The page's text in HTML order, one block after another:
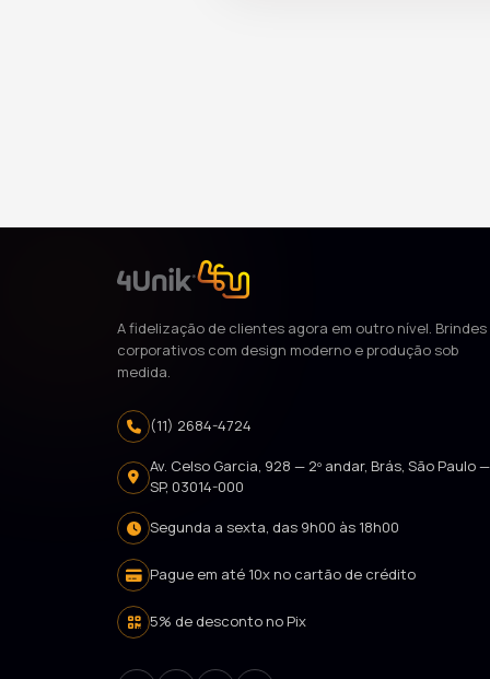
A fidelização de clientes agora em outro nível. Brindes
corporativos com design moderno e produção sob
medida.
(11) 2684-4724
Av. Celso Garcia, 928 — 2º andar, Brás, São Paulo —
SP, 03014-000
Segunda a sexta, das 9h00 às 18h00
Pague em até 10x no cartão de crédito
5% de desconto no Pix